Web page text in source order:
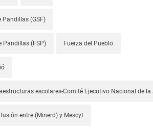
Pandillas (GSF)
Pandillas (FSP) Fuerza del Pueblo
escolares-Comité Ejecutivo Nacional de la
fusión entre (Minerd) y Mescyt